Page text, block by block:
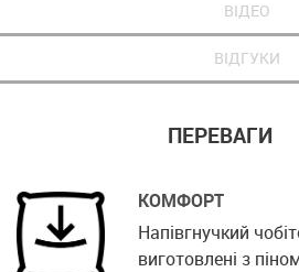
ВІДЕО
ВІДГУКИ
ПЕРЕВАГИ
КОМФОРТ
Напівгнучкий
виготовлені з